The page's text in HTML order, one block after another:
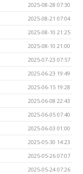
2025-08-28 07:30
2025-08-21 07:04
2025-08-10 21:25
2025-08-10 21:00
2025-07-23 07:57
2025-06-23 19:49
2025-06-15 19:28
2025-06-08 22:43
2025-06-05 07:40
2025-06-03 01:00
2025-05-30 14:23
2025-05-26 07:07
2025-05-24 07:26